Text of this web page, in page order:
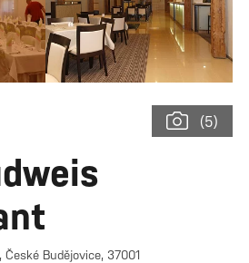
(5)
České Budějovice, 37001